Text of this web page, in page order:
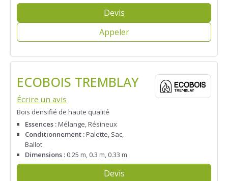
Devis
Appeler
ECOBOIS TREMBLAY
Écrire un avis
Bois densifié de haute qualité
Essences :Mélange, Résineux
Conditionnement :Palette, Sac,
Ballot
Dimensions : 0.25 m, 0.3 m, 0.33 m
Devis